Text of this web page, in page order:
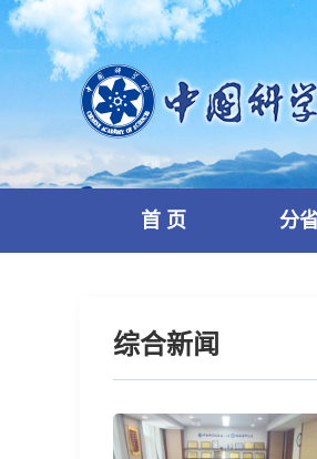
首 页 分
综合新闻